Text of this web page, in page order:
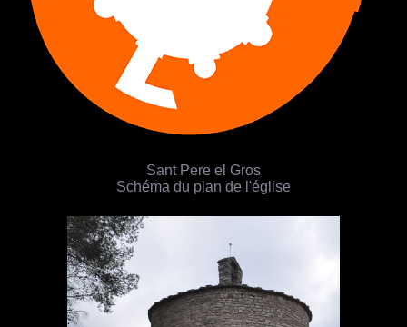
Sant Pere el Gros
Schéma du plan de l'église